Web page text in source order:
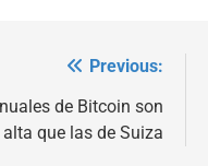
Previous:
de Bitcoin son
que las de Suiza